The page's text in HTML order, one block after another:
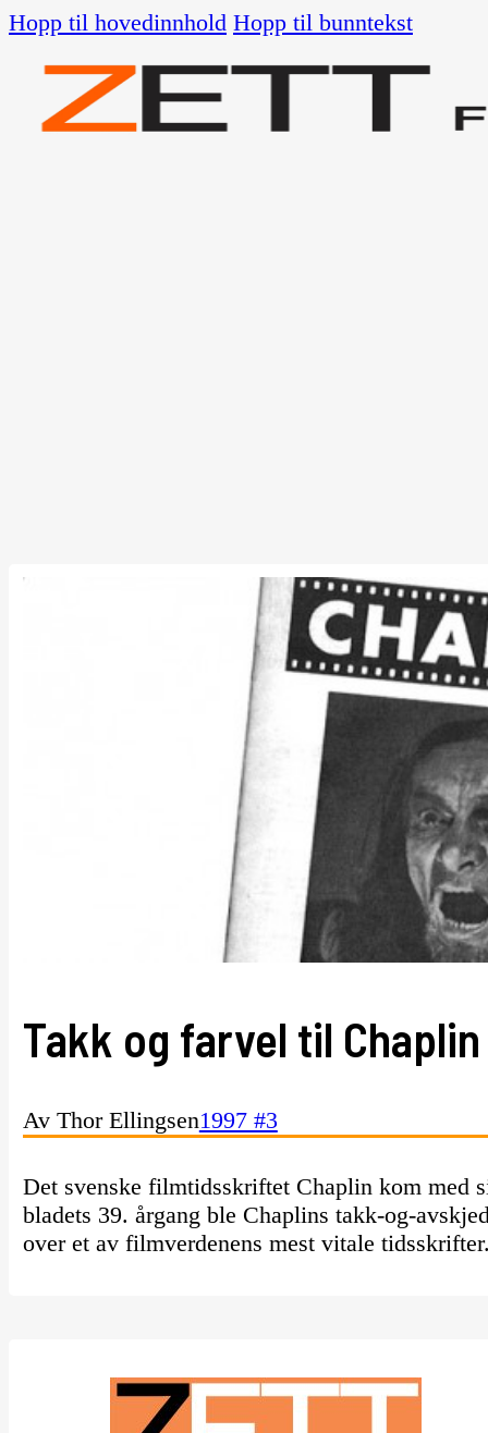
Hopp til hovedinnhold Hopp til bunntekst
Takk og farvel til Chaplin
Av Thor Ellingsen1997 #3
Det svenske filmtidsskriftet Chaplin kom med
bladets 39. årgang ble Chaplins takk-og-
over et av filmverdenens mest vitale